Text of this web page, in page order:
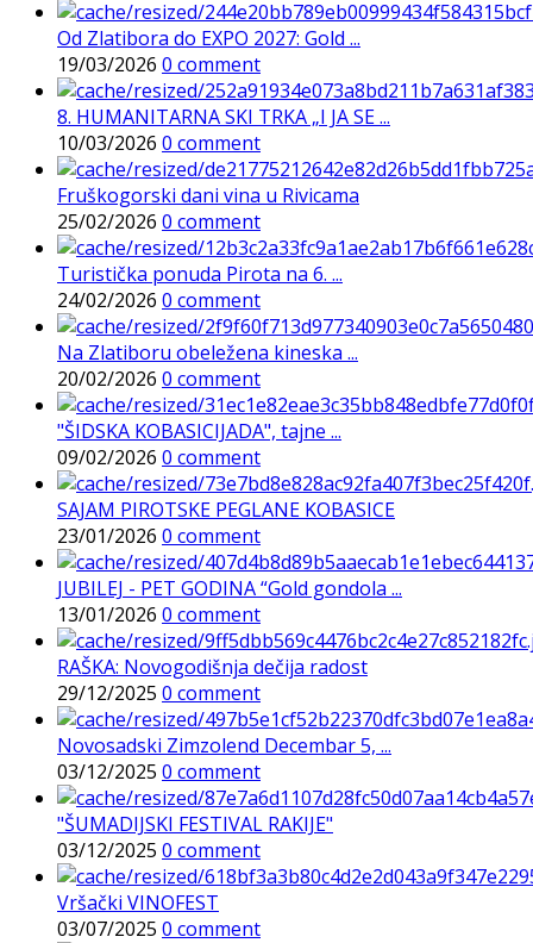
Od Zlatibora do EXPO 2027: Gold ...
19/03/2026 0 comment
8. HUMANITARNA SKI TRKA „I JA SE ...
10/03/2026 0 comment
Fruškogorski dani vina u Rivicama
25/02/2026 0 comment
Turistička ponuda Pirota na 6. ...
24/02/2026 0 comment
Na Zlatiboru obeležena kineska ...
20/02/2026 0 comment
"ŠIDSKA KOBASICIJADA", tajne ...
09/02/2026 0 comment
SAJAM PIROTSKE PEGLANE KOBASICE
23/01/2026 0 comment
JUBILEJ - PET GODINA “Gold gondola ...
13/01/2026 0 comment
RAŠKA: Novogodišnja dečija radost
29/12/2025 0 comment
Novosadski Zimzolend Decembar 5, ...
03/12/2025 0 comment
"ŠUMADIJSKI FESTIVAL RAKIJE"
03/12/2025 0 comment
Vršački VINOFEST
03/07/2025 0 comment